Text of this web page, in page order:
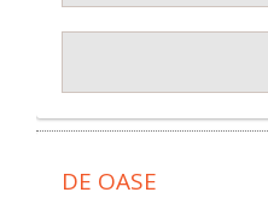
DE OASE